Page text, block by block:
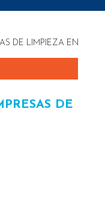
DE LIMPIEZA EN
DE